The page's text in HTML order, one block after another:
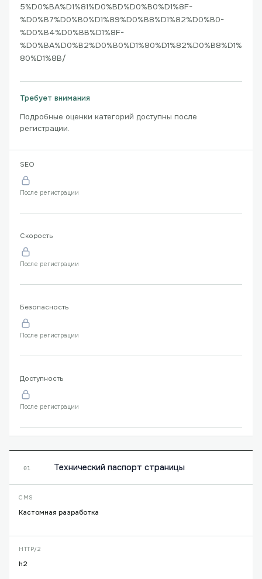
5%D0%BA%D1%81%D0%BD%D0%B0%D1%8F-
%D0%B7%D0%B0%D1%89%D0%B8%D1%82%D0%B0-
%D0%B4%D0%BB%D1%8F-
%D0%BA%D0%B2%D0%B0%D1%80%D1%82%D0%B8%D1%
80%D1%8B/
Требует внимания
Подробные оценки категорий доступны после
регистрации.
SEO
После регистрации
Скорость
После регистрации
Безопасность
После регистрации
Доступность
После регистрации
01 Технический паспорт страницы
CMS
Кастомная разработка
HTTP/2
h2